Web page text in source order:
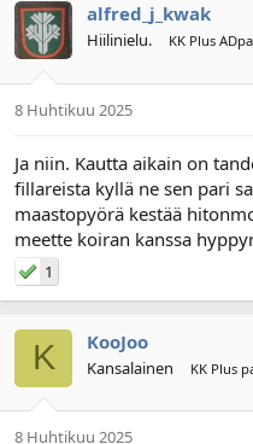
alfred_j_kwak
Hiilinielu. KK Plus
8 Huhtikuu 2025
Ja niin. Kautta aikain on
fillareista kyllä ne sen pari
maastopyörä kestää
meette koiran kanssa
1
K KooJoo
Kansalainen KK Plus
8 Huhtikuu 2025